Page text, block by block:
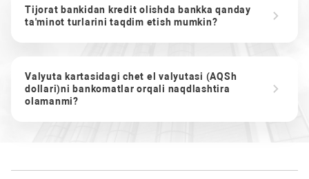
Tijorat bankidan kredit olishda bankka qanday
ta'minot turlarini taqdim etish mumkin?
Valyuta kartasidagi chet el valyutasi (AQSh
dollari)ni bankomatlar orqali naqdlashtira
olamanmi?